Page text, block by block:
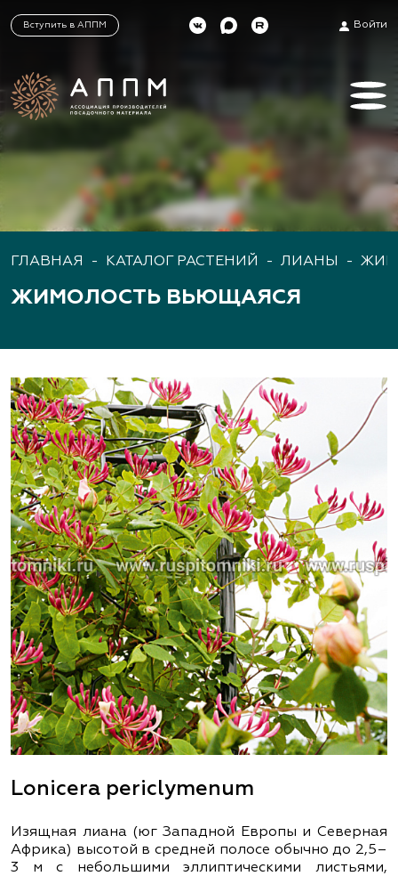
Вступить в АППМ Войти
ГЛАВНАЯ - КАТАЛОГ РАСТЕНИЙ - ЛИАНЫ -
ЖИМОЛОСТЬ ВЬЮЩАЯСЯ
Lonicera periclymenum
Изящная лиана (юг Западной Европы и Северная
Африка) высотой в средней полосе обычно до 2,5–
3 м с небольшими эллиптическими листьями,